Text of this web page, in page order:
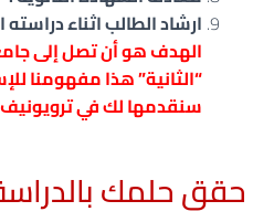
ارشاد الطالب اثناء
الهدف هو أن تصل إلى
“الثانية” هذا مفهومنا
سنقدمها لك في
حقق حلمك